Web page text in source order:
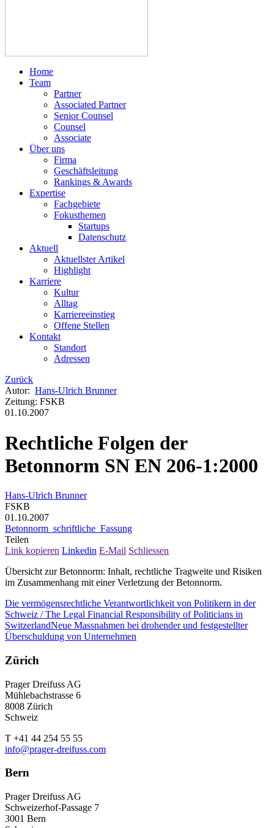
Home
Team
Partner
Associated Partner
Senior Counsel
Counsel
Associate
Über uns
Firma
Geschäftsleitung
Rankings & Awards
Expertise
Fachgebiete
Fokusthemen
Startups
Datenschutz
Aktuell
Aktuellster Artikel
Highlight
Karriere
Kultur
Alltag
Karriereeinstieg
Offene Stellen
Kontakt
Standort
Adressen
Zurück
Autor: Hans-Ulrich Brunner
Zeitung: FSKB
01.10.2007
Rechtliche Folgen der
Betonnorm SN EN 206-1:2000
Hans-Ulrich Brunner
FSKB
01.10.2007
Betonnorm_schriftliche_Fassung
Teilen
Link kopieren Linkedin E-Mail Schliessen
Übersicht zur Betonnorm: Inhalt, rechtliche Tragweite und Risiken
im Zusammenhang mit einer Verletzung der Betonnorm.
Die vermögensrechtliche Verantwortlichkeit von Politikern in der
Schweiz / The Legal Financial Responsibility of Politicians in
SwitzerlandNeue Massnahmen bei drohender und festgestellter
Überschuldung von Unternehmen
Zürich
Prager Dreifuss AG
Mühlebachstrasse 6
8008 Zürich
Schweiz
T +41 44 254 55 55
info@prager-dreifuss.com
Bern
Prager Dreifuss AG
Schweizerhof-Passage 7
3001 Bern